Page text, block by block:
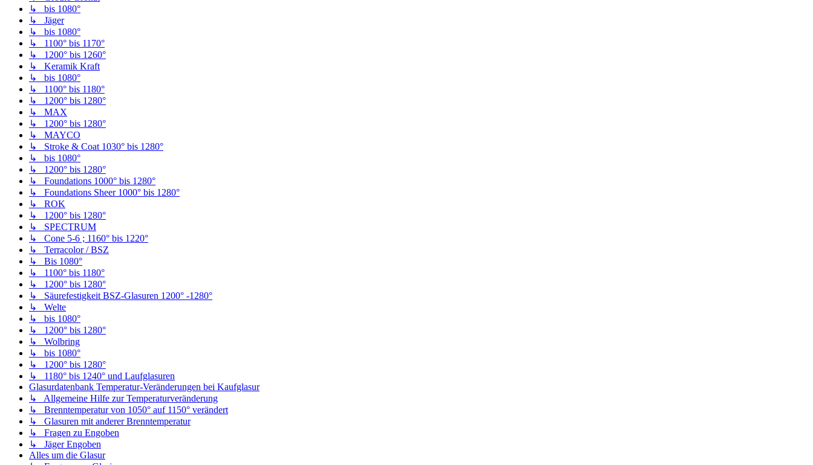
↳ bis 1080°
↳ Jäger
↳ bis 1080°
↳ 1100° bis 1170°
↳ 1200° bis 1260°
↳ Keramik Kraft
↳ bis 1080°
↳ 1100° bis 1180°
↳ 1200° bis 1280°
↳ MAX
↳ 1200° bis 1280°
↳ MAYCO
↳ Stroke & Coat 1030° bis 1280°
↳ bis 1080°
↳ 1200° bis 1280°
↳ Foundations 1000° bis 1280°
↳ Foundations Sheer 1000° bis 1280°
↳ ROK
↳ 1200° bis 1280°
↳ SPECTRUM
↳ Cone 5-6 ; 1160° bis 1220°
↳ Terracolor / BSZ
↳ Bis 1080°
↳ 1100° bis 1180°
↳ 1200° bis 1280°
↳ Säurefestigkeit BSZ-Glasuren 1200° -1280°
↳ Welte
↳ bis 1080°
↳ 1200° bis 1280°
↳ Wolbring
↳ bis 1080°
↳ 1200° bis 1280°
↳ 1180° bis 1240° und Laufglasuren
Glasurdatenbank Temperatur-Veränderungen bei Kaufglasur
↳ Allgemeine Hilfe zur Temperaturveränderung
↳ Brenntemperatur von 1050° auf 1150° verändert
↳ Glasuren mit anderer Brenntemperatur
↳ Fragen zu Engoben
↳ Jäger Engoben
Alles um die Glasur